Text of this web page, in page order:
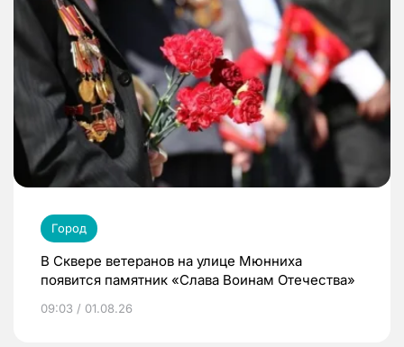
Город
В Сквере ветеранов на улице Мюнниха
появится памятник «Слава Воинам Отечества»
09:03 / 01.08.26